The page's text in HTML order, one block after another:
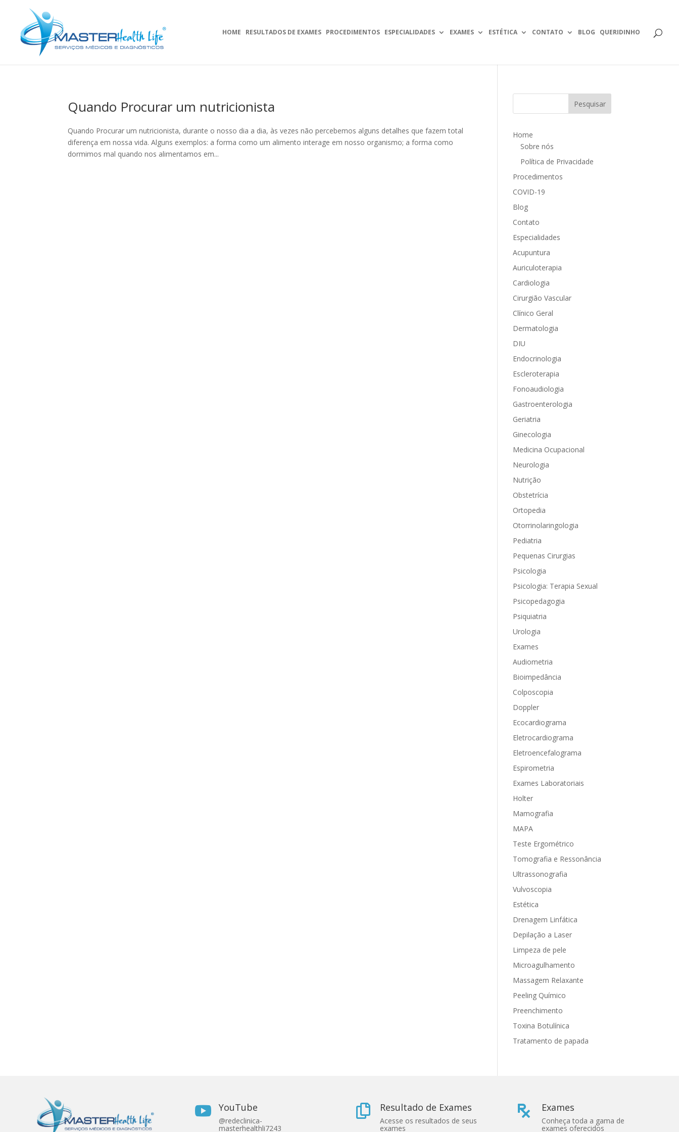
HOME RESULTADOS DE EXAMES PROCEDIMENTOS ESPECIALIDADES EXAMES ESTÉTICA CONTATO BLOG QUERIDINHO
Quando Procurar um nutricionista
Quando Procurar um nutricionista, durante o nosso dia a dia, às vezes não percebemos alguns detalhes que fazem total
diferença em nossa vida. Alguns exemplos: a forma como um alimento interage em nosso organismo; a forma como
dormimos mal quando nos alimentamos em...
Home
Sobre nós
Política de Privacidade
Procedimentos
COVID-19
Blog
Contato
Especialidades
Acupuntura
Auriculoterapia
Cardiologia
Cirurgião Vascular
Clínico Geral
Dermatologia
DIU
Endocrinologia
Escleroterapia
Fonoaudiologia
Gastroenterologia
Geriatria
Ginecologia
Medicina Ocupacional
Neurologia
Nutrição
Obstetrícia
Ortopedia
Otorrinolaringologia
Pediatria
Pequenas Cirurgias
Psicologia
Psicologia: Terapia Sexual
Psicopedagogia
Psiquiatria
Urologia
Exames
Audiometria
Bioimpedância
Colposcopia
Doppler
Ecocardiograma
Eletrocardiograma
Eletroencefalograma
Espirometria
Exames Laboratoriais
Holter
Mamografia
MAPA
Teste Ergométrico
Tomografia e Ressonância
Ultrassonografia
Vulvoscopia
Estética
Drenagem Linfática
Depilação a Laser
Limpeza de pele
Microagulhamento
Massagem Relaxante
Peeling Químico
Preenchimento
Toxina Botulínica
Tratamento de papada
 YouTube
@redeclinica-
masterhealthli7243
 Resultado de Exames
Acesse os resultados de seus
exames
 Exames
Conheça toda a gama de
exames oferecidos